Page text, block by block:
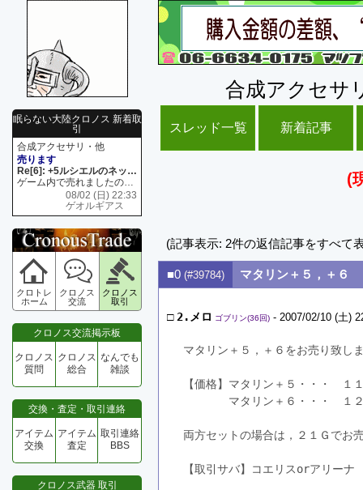
眠らない大陸クロノス 新着取
引
合成アクセサリ・他
売ります
Re[6]: +5ルシエルのネックレス
ゲーム内で売れましたので 在庫がネク1 リング4 となります リングのお値段は80G といたします
08/02 (日) 22:33
ゲオルギアス
クロトレ
ホーム
クロノス
交流
クロノス
取引
クロノス交流掲示板
クロノス
質問
クロノス
総合
なんでも
雑談
交換・査定・取引連絡
アイテム
交換
アイテム
査定
取引連絡
BBS
クロノス武器 取引
合成アクセサ
スレッド一覧 新着記事
(
(記事表示: 2件の返信記事をすべて
■0 (#39784) マタリン＋５，＋６
□ 2.メロ ゴブリン(36回) - 2007/02/10 (土)
マタリン＋５，＋６をお売り致し
【価格】マタリン＋５・・・　
マタリン＋６・・・　１２
両方セットの場合は，２１Ｇでお
【取引サバ】コエリスorアリーナ